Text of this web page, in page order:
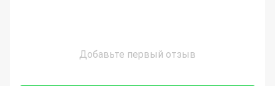
Добавьте первый отзыв